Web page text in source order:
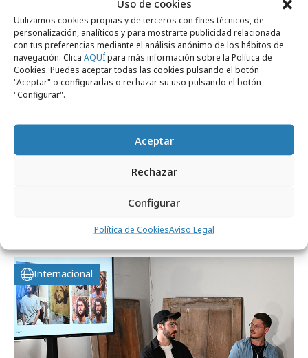
Uso de cookies
Utilizamos cookies propias y de terceros con fines técnicos, de
personalización, analíticos y para mostrarte publicidad relacionada
con tus preferencias mediante el análisis anónimo de los hábitos de
navegación. Clica AQUÍpara más información sobre la Política de
Cookies. Puedes aceptar todas las cookies pulsando el botón
"Aceptar" o configurarlas o rechazar su uso pulsando el botón
"Configurar".
Aceptar
Rechazar
Configurar
Política de CookiesAviso Legal
Marcas y ESG
OPPO dona tablets a países de Asia y África
Internacional